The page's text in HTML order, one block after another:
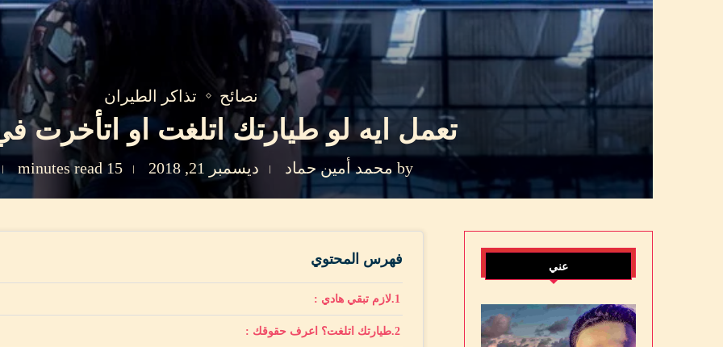
نصائح تذاكر الطيران
تعمل ايه لو طيارتك اتلغت او اتأخرت في
by محمد أمين حماد ديسمبر 21, 2018 15 minutes read
فهرس المحتوي
لازم تبقي هادي :
طيارتك اتلغت؟ اعرف حقوقك :
عني